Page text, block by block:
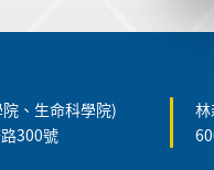
、生命科學院)
300號